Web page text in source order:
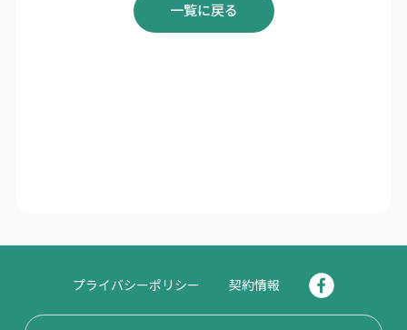
一覧に戻る
プライバシーポリシー 契約情報